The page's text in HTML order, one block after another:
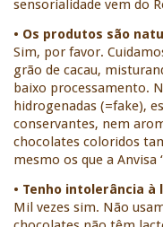
sensorialidade vem do
• Os produtos são
Sim, por favor.
grão de cacau,
baixo processamento.
hidrogenadas (=fake),
conservantes, nem
chocolates coloridos
mesmo os que a Anvisa
• Tenho intolerância
Mil vezes sim. Não